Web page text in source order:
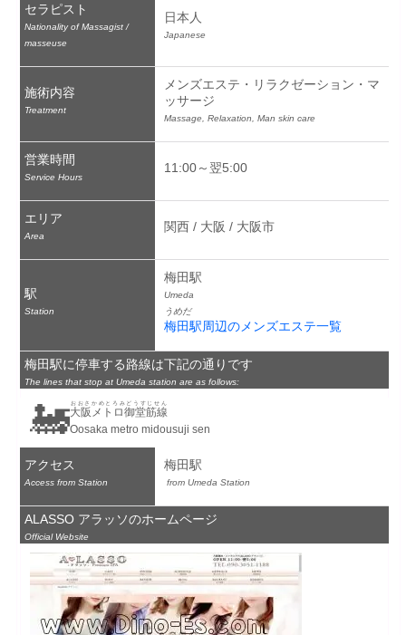
セラピスト
Nationality of Massagist /
masseuse
日本人
Japanese
施術内容
Treatment
メンズエステ・リラクゼーション・マ
ッサージ
Massage, Relaxation, Man skin care
営業時間
Service Hours
11:00～翌5:00
エリア
Area
関西 / 大阪 / 大阪市
駅
Station
梅田駅
Umeda
うめだ
梅田駅周辺のメンズエステ一覧
梅田駅に停車する路線は下記の通りです
The lines that stop at Umeda station are as follows:
🚂大阪メトロ御堂筋線
おおさかめとろみどうすじせん
Oosaka metro midousuji sen
アクセス
Access from Station
梅田駅
from Umeda Station
ALASSO アラッソのホームページ
Official Website